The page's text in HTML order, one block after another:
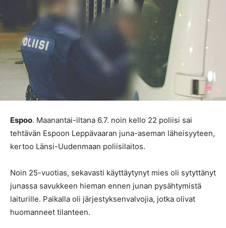
Espoo. Maanantai-iltana 6.7. noin kello 22 poliisi sai
tehtävän Espoon Leppävaaran juna-aseman läheisyyteen,
kertoo Länsi-Uudenmaan poliisilaitos.
Noin 25-vuotias, sekavasti käyttäytynyt mies oli sytyttänyt
junassa savukkeen hieman ennen junan pysähtymistä
laiturille. Paikalla oli järjestyksenvalvojia, jotka olivat
huomanneet tilanteen.